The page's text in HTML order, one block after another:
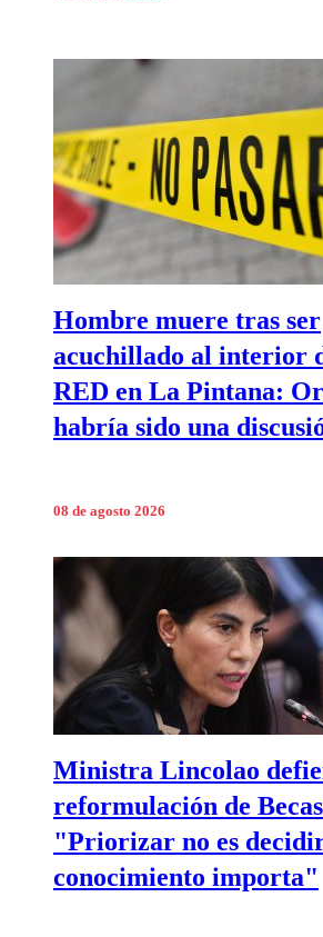
Hombre muere tras ser
acuchillado al interior
RED en La Pintana:
habría sido una
08 de agosto 2026
Ministra Lincolao
reformulación de
"Priorizar no es
conocimiento importa"